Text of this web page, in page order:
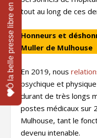
tout au long de ces
Honneurs et
Muller de Mulhouse
En 2019, nous
psychique et
durant de très longs
postes médicaux sur
Mulhouse, tant le
devenu intenable.